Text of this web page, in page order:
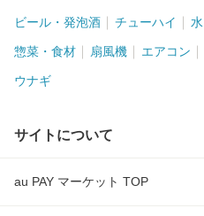
ビール・発泡酒 チューハイ 水
惣菜・食材 扇風機 エアコン
ウナギ
サイトについて
au PAY マーケット TOP